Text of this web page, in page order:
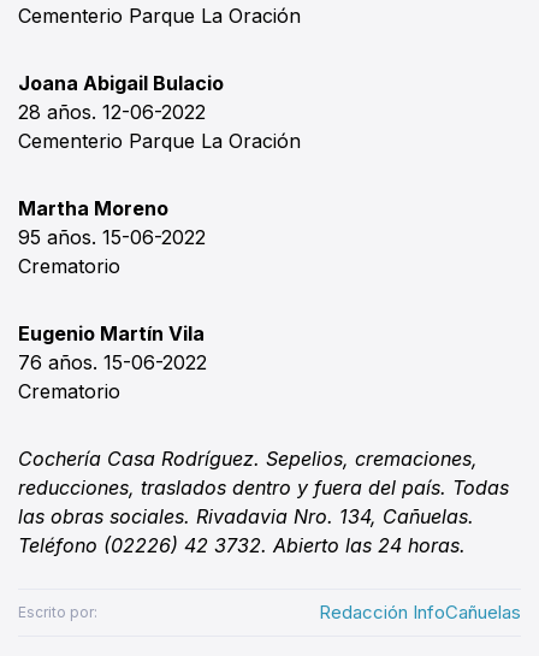
Cementerio Parque La Oración
Joana Abigail Bulacio
28 años. 12-06-2022
Cementerio Parque La Oración
Martha Moreno
95 años. 15-06-2022
Crematorio
Eugenio Martín Vila
76 años. 15-06-2022
Crematorio
Cochería Casa Rodríguez. Sepelios, cremaciones,
reducciones, traslados dentro y fuera del país. Todas
las obras sociales. Rivadavia Nro. 134, Cañuelas.
Teléfono (02226) 42 3732. Abierto las 24 horas.
Escrito por: Redacción InfoCañuelas